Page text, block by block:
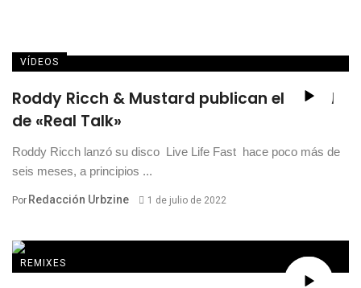
VÍDEOS
Roddy Ricch & Mustard publican el visual
de «Real Talk»
Roddy Ricch lanzó su disco Live Life Fast hace poco más de
seis meses, a principios ...
Por Redacción Urbzine 1 de julio de 2022
REMIXES